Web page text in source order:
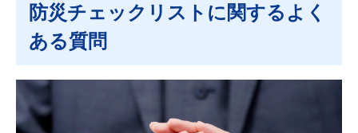
防災チェックリストに関するよく
ある質問